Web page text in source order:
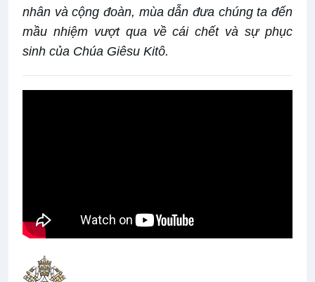
nhân và cộng đoàn, mùa dẫn đưa chúng ta đến
mầu nhiệm vượt qua về cái chết và sự phục
sinh của Chúa Giêsu Kitô.